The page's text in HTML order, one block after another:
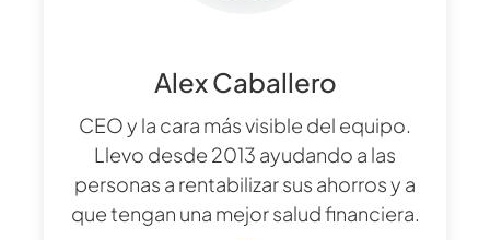
Alex Caballero
CEO y la cara más visible del equipo.
Llevo desde 2013 ayudando a las
personas a rentabilizar sus ahorros y a
que tengan una mejor salud financiera.